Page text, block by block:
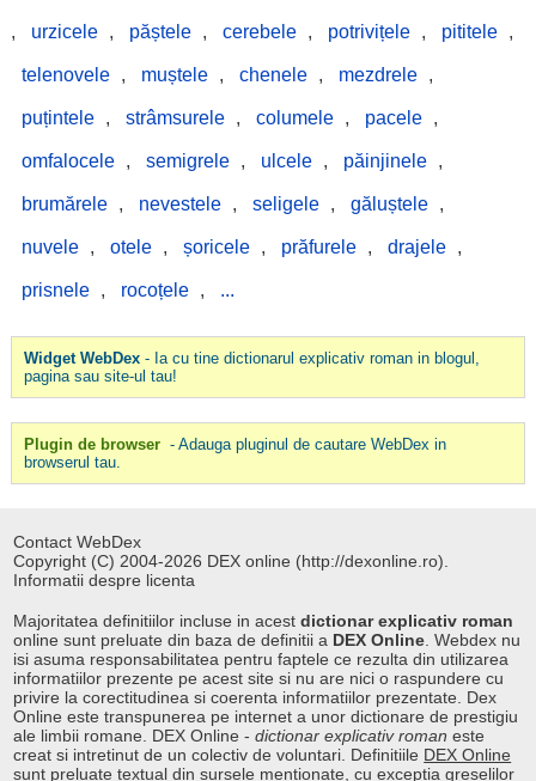
, urzicele , păștele , cerebele , potrivițele , pititele ,
telenovele , muștele , chenele , mezdrele ,
puțintele , strâmsurele , columele , pacele ,
omfalocele , semigrele , ulcele , păinjinele ,
brumărele , nevestele , seligele , găluștele ,
nuvele , otele , șoricele , prăfurele , drajele ,
prisnele , rocoțele , ...
Widget WebDex- Ia cu tine dictionarul explicativ roman in blogul,
pagina sau site-ul tau!
Plugin de browser - Adauga pluginul de cautare WebDex in
browserul tau.
Contact WebDex
Copyright (C) 2004-2026 DEX online (http://dexonline.ro).
Informatii despre licenta
Majoritatea definitiilor incluse in acestdictionar explicativ roman
online sunt preluate din baza de definitii a DEX Online . Webdex nu
isi asuma responsabilitatea pentru faptele ce rezulta din utilizarea
informatiilor prezente pe acest site si nu are nici o raspundere cu
privire la corectitudinea si coerenta informatiilor prezentate. Dex
Online este transpunerea pe internet a unor dictionare de prestigiu
ale limbii romane. DEX Online -dictionar explicativ roman este
creat si intretinut de un colectiv de voluntari. Definitiile DEX Online
sunt preluate textual din sursele mentionate, cu exceptia greselilor